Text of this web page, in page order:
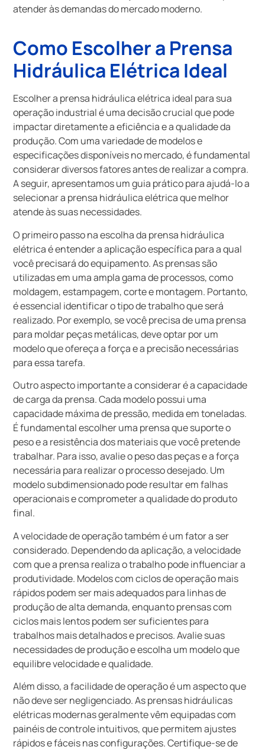
atender às demandas do mercado moderno.
Como Escolher a Prensa
Hidráulica Elétrica Ideal
Escolher a prensa hidráulica elétrica ideal para sua
operação industrial é uma decisão crucial que pode
impactar diretamente a eficiência e a qualidade da
produção. Com uma variedade de modelos e
especificações disponíveis no mercado, é fundamental
considerar diversos fatores antes de realizar a compra.
A seguir, apresentamos um guia prático para ajudá-lo a
selecionar a prensa hidráulica elétrica que melhor
atende às suas necessidades.
O primeiro passo na escolha da prensa hidráulica
elétrica é entender a aplicação específica para a qual
você precisará do equipamento. As prensas são
utilizadas em uma ampla gama de processos, como
moldagem, estampagem, corte e montagem. Portanto,
é essencial identificar o tipo de trabalho que será
realizado. Por exemplo, se você precisa de uma prensa
para moldar peças metálicas, deve optar por um
modelo que ofereça a força e a precisão necessárias
para essa tarefa.
Outro aspecto importante a considerar é a capacidade
de carga da prensa. Cada modelo possui uma
capacidade máxima de pressão, medida em toneladas.
É fundamental escolher uma prensa que suporte o
peso e a resistência dos materiais que você pretende
trabalhar. Para isso, avalie o peso das peças e a força
necessária para realizar o processo desejado. Um
modelo subdimensionado pode resultar em falhas
operacionais e comprometer a qualidade do produto
final.
A velocidade de operação também é um fator a ser
considerado. Dependendo da aplicação, a velocidade
com que a prensa realiza o trabalho pode influenciar a
produtividade. Modelos com ciclos de operação mais
rápidos podem ser mais adequados para linhas de
produção de alta demanda, enquanto prensas com
ciclos mais lentos podem ser suficientes para
trabalhos mais detalhados e precisos. Avalie suas
necessidades de produção e escolha um modelo que
equilibre velocidade e qualidade.
Além disso, a facilidade de operação é um aspecto que
não deve ser negligenciado. As prensas hidráulicas
elétricas modernas geralmente vêm equipadas com
painéis de controle intuitivos, que permitem ajustes
rápidos e fáceis nas configurações. Certifique-se de